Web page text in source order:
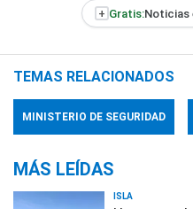
+ Gratis:Noticias
TEMAS RELACIONADOS
MINISTERIO DE SEGURIDAD
MÁS LEÍDAS
ISLA